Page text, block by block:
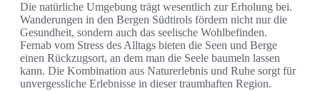
Die natürliche Umgebung trägt wesentlich zur Erholung bei.
Wanderungen in den Bergen Südtirols fördern nicht nur die
Gesundheit, sondern auch das seelische Wohlbefinden.
Fernab vom Stress des Alltags bieten die Seen und Berge
einen Rückzugsort, an dem man die Seele baumeln lassen
kann. Die Kombination aus Naturerlebnis und Ruhe sorgt für
unvergessliche Erlebnisse in dieser traumhaften Region.